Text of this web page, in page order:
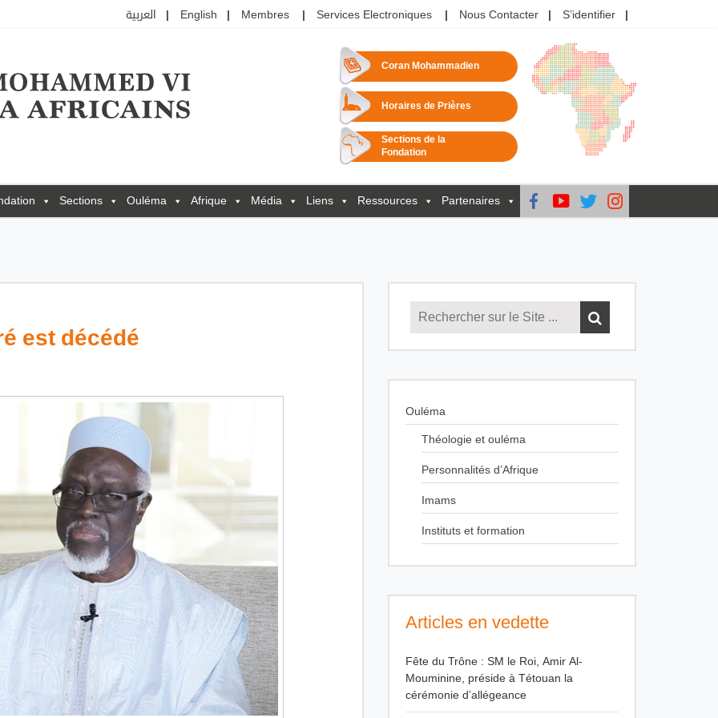
العربية English Membres Services Electroniques Nous Contacter S’identifier
Coran Mohammadien
Horaires de Prières
Sections de la
Fondation
Sections Ouléma Afrique Média Liens Ressources Partenaires
est décédé
Ouléma
Théologie et ouléma
Personnalités d’Afrique
Imams
Instituts et formation
Articles en vedette
Fête du Trône : SM le Roi, Amir Al-
Mouminine, préside à Tétouan la
cérémonie d’allégeance